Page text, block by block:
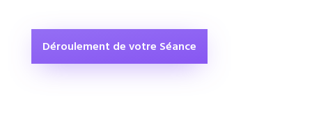
Déroulement de votre Séance